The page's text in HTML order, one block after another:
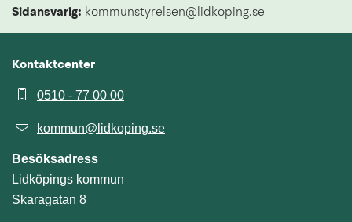
Sidansvarig: kommunstyrelsen@lidkoping.se
Kontaktcenter
0510 - 77 00 00
kommun@lidkoping.se
Besöksadress
Lidköpings kommun
Skaragatan 8